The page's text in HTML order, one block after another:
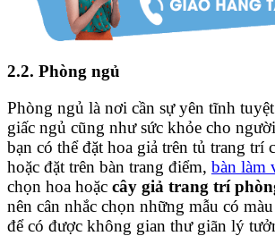
2.2. Phòng ngủ
Phòng ngủ là nơi cần sự yên tĩnh
giấc ngủ cũng như sức khỏe cho
bạn có thể đặt hoa giả trên tủ trang trí
hoặc đặt trên bàn trang điểm, bàn làm
chọn hoa hoặc cây giả trang trí
nên cân nhắc chọn những mẫu có
để có được không gian thư giãn lý